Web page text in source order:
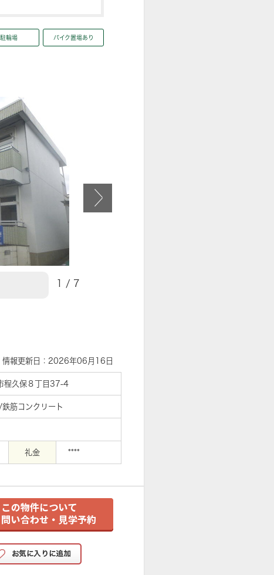
駐輪場 バイク置場あり
1 / 7
情報更新日：2026年06月16日
程久保８丁目37-4
筋コンクリート
礼金 ****